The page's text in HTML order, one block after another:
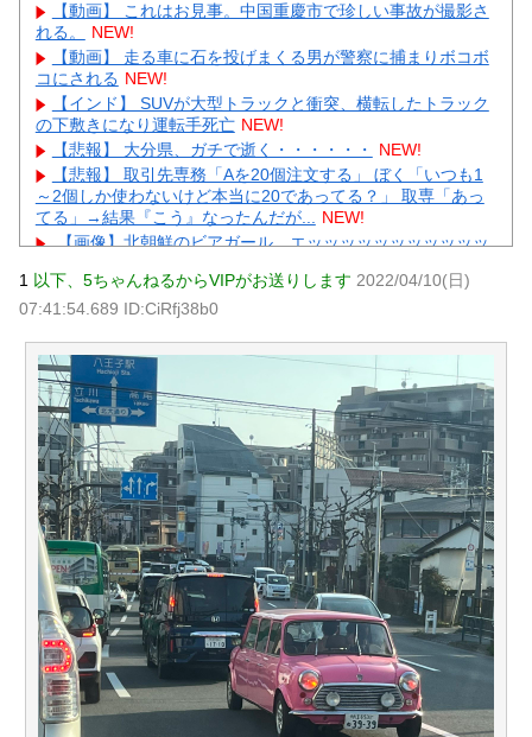
【動画】 これはお見事。中国重慶市で珍しい事故が撮影さ
れる。
NEW!
【動画】 走る車に石を投げまくる男が警察に捕まりボコボ
コにされる NEW!
【インド】 SUVが大型トラックと衝突、横転したトラック
の下敷きになり運転手死亡 NEW!
【悲報】 大分県、ガチで逝く・・・・・・
NEW!
【悲報】 取引先専務「Aを20個注文する」 ぼく「いつも1
～2個しか使わないけど本当に20であってる？」 取専「あっ
てる」→結果『こう』なったんだが...
NEW!
【画像】北朝鮮のビアガール、エッッッッッッッッッッッ
【画像】 例の美人すぎるおにぎり屋さん、裏でおっさんが
握っていたｗｗｗｗｗｗｗｗｗｗｗｗｗｗｗｗｗ
【物議】”子供1人2000万円”にガル民本音爆発→子なし・子
持ち大激論にｗｗｗ
【物議】ひろゆき氏に嫁ブチギレ離婚宣言→まさかの結末
にガル民騒然ｗｗｗ
元AKB社長、22億円申告漏れ 乃木坂46運営会社の株式を
パチンコ京楽産業に譲渡【ノース・リバー】【窪田康志】
元AKB社長、22億円申告漏れ 乃木坂46運営会社の株式を
パチンコ京楽産業に譲渡【ノース・リバー】【窪田康志】
Powered by livedoor 相互RSS
1 以下、5ちゃんねるからVIPがお送りします 2022/04/10(日)
07:41:54.689 ID:CiRfj38b0